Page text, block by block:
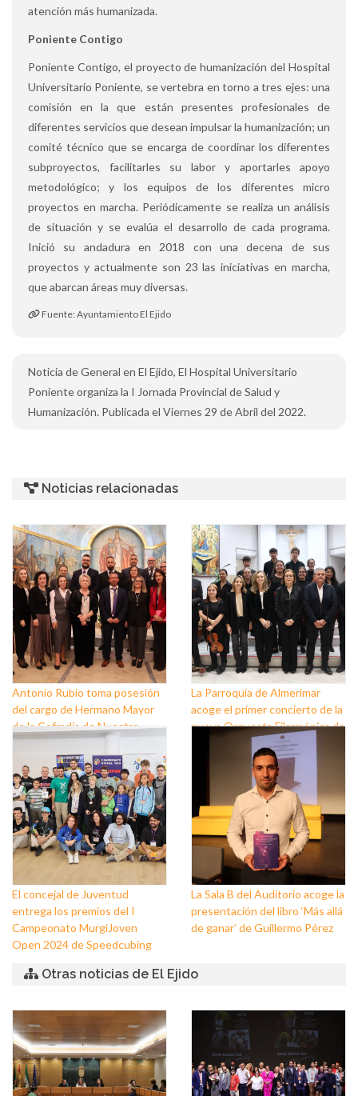
atención más humanizada.
Poniente Contigo
Poniente Contigo, el proyecto de humanización del Hospital
Universitario Poniente, se vertebra en torno a tres ejes: una
comisión en la que están presentes profesionales de
diferentes servicios que desean impulsar la humanización; un
comité técnico que se encarga de coordinar los diferentes
subproyectos, facilitarles su labor y aportarles apoyo
metodológico; y los equipos de los diferentes micro
proyectos en marcha. Periódicamente se realiza un análisis
de situación y se evalúa el desarrollo de cada programa.
Inició su andadura en 2018 con una decena de sus
proyectos y actualmente son 23 las iniciativas en marcha,
que abarcan áreas muy diversas.
Fuente: Ayuntamiento El Ejido
Noticia de General en El Ejido, El Hospital Universitario
Poniente organiza la I Jornada Provincial de Salud y
Humanización. Publicada el Viernes 29 de Abril del 2022.
Noticias relacionadas
Antonio Rubio toma posesión
del cargo de Hermano Mayor
de la Cofradía de Nuestro
Padre Jesús Nazareno y
Nuestra Señora de los Dolores
de Balerma
La Parroquia de Almerimar
acoge el primer concierto de la
nueva Orquesta Filarmónica de
El concejal de Juventud
entrega los premios del I
Campeonato MurgiJoven
Open 2024 de Speedcubing
La Sala B del Auditorio acoge la
presentación del libro ‘Más allá
de ganar’ de Guillermo Pérez
Otras noticias de El Ejido